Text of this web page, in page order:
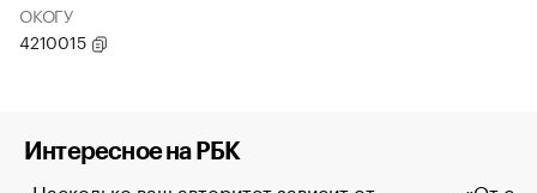
ОКОГУ
4210015
Интересное на РБК